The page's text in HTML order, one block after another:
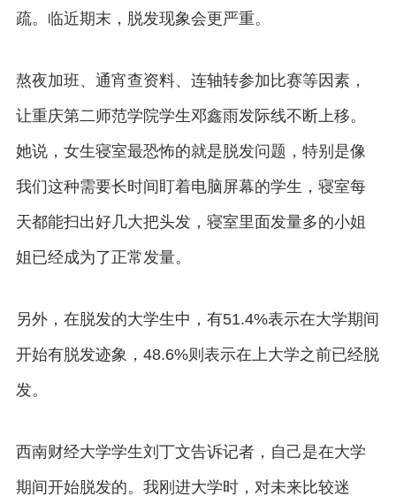
疏。临近期末，脱发现象会更严重。
熬夜加班、通宵查资料、连轴转参加比赛等因素，
让重庆第二师范学院学生邓鑫雨发际线不断上移。
她说，女生寝室最恐怖的就是脱发问题，特别是像
我们这种需要长时间盯着电脑屏幕的学生，寝室每
天都能扫出好几大把头发，寝室里面发量多的小姐
姐已经成为了正常发量。
另外，在脱发的大学生中，有51.4%表示在大学期间
开始有脱发迹象，48.6%则表示在上大学之前已经脱
发。
西南财经大学学生刘丁文告诉记者，自己是在大学
期间开始脱发的。我刚进大学时，对未来比较迷